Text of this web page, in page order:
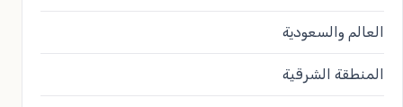
العالم والسعودية
المنطقة الشرقية